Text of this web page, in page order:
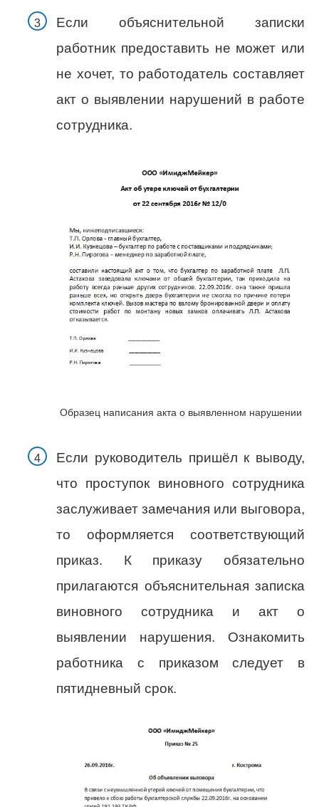
Если объяснительной записки
работник предоставить не может или
не хочет, то работодатель составляет
акт о выявлении нарушений в работе
сотрудника.
Образец написания акта о выявленном нарушении
Если руководитель пришёл к выводу,
что проступок виновного сотрудника
заслуживает замечания или выговора,
то оформляется соответствующий
приказ. К приказу обязательно
прилагаются объяснительная записка
виновного сотрудника и акт о
выявлении нарушения. Ознакомить
работника с приказом следует в
пятидневный срок.